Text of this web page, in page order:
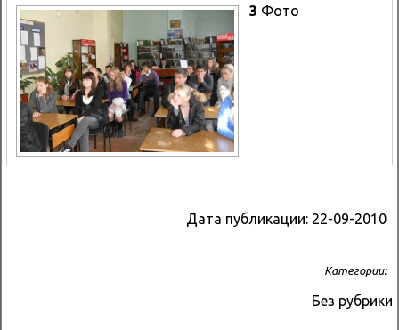
3 Фото
Дата публикации: 22-09-2010
Категории:
Без рубрики